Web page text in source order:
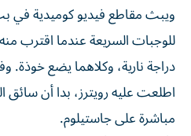
ويبث مقاطع فيديو كوميدية
للوجبات السريعة عندما اقترب
دراجة نارية، وكلاهما يضع
اطلعت عليه رويترز، بدا أن سائق
مباشرة على جاستيلوم.